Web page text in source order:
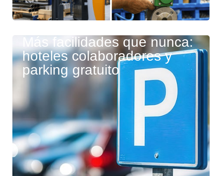
Más facilidades que nunca:
hoteles colaboradores y
parking gratuito